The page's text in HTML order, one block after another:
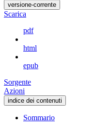
versione-corrente
Scarica
pdf
html
epub
Sorgente
Azioni
indice dei contenuti
Sommario